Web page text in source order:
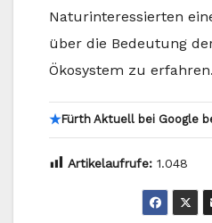
Naturinteressierten
über die Bedeutung
Ökosystem zu erfahren.
★Fürth Aktuell bei Google
Artikelaufrufe: 1.048